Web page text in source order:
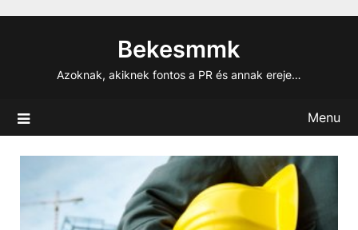
Bekesmmk
Azoknak, akiknek fontos a PR és annak ereje…
Menu